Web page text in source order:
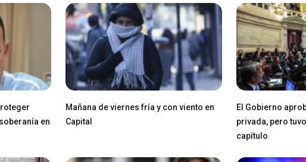
en
Mañana de viernes fría y con viento en
Capital
El Gobierno
privada, pero
capítulo